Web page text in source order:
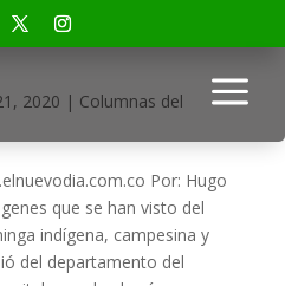
a
2020 | Columnas del
Por: Hugo
que se han visto del
indígena, campesina y
del departamento del